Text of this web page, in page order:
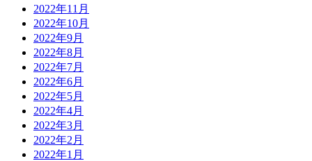
2022年11月
2022年10月
2022年9月
2022年8月
2022年7月
2022年6月
2022年5月
2022年4月
2022年3月
2022年2月
2022年1月